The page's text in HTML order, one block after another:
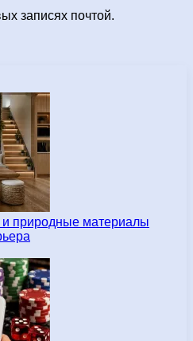
записях почтой.
и природные материалы